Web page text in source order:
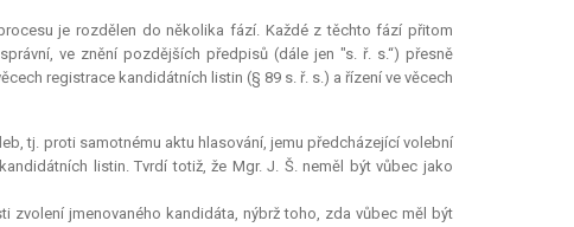
je rozdělen do několika fází. Každé z těchto fází přitom
ve znění pozdějších předpisů (dále jen "s. ř. s.“) přesně
registrace kandidátních listin (§ 89 s. ř. s.) a řízení ve věcech
tj. proti samotnému aktu hlasování, jemu předcházející volební
listin. Tvrdí totiž, že Mgr. J. Š. neměl být vůbec jako
zvolení jmenovaného kandidáta, nýbrž toho, zda vůbec měl být